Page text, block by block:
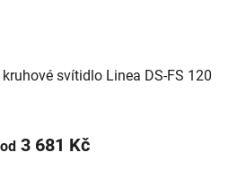
svítidlo Linea DS-FS 120
od 3 681 Kč